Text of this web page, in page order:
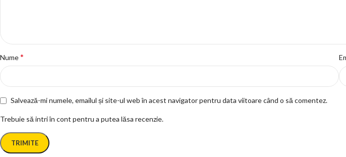
Nume*
Salvează-mi numele, emailul și site-ul web în acest navigator pentru data viitoare când o să comentez.
Trebuie să intri în cont pentru a putea lăsa recenzie.